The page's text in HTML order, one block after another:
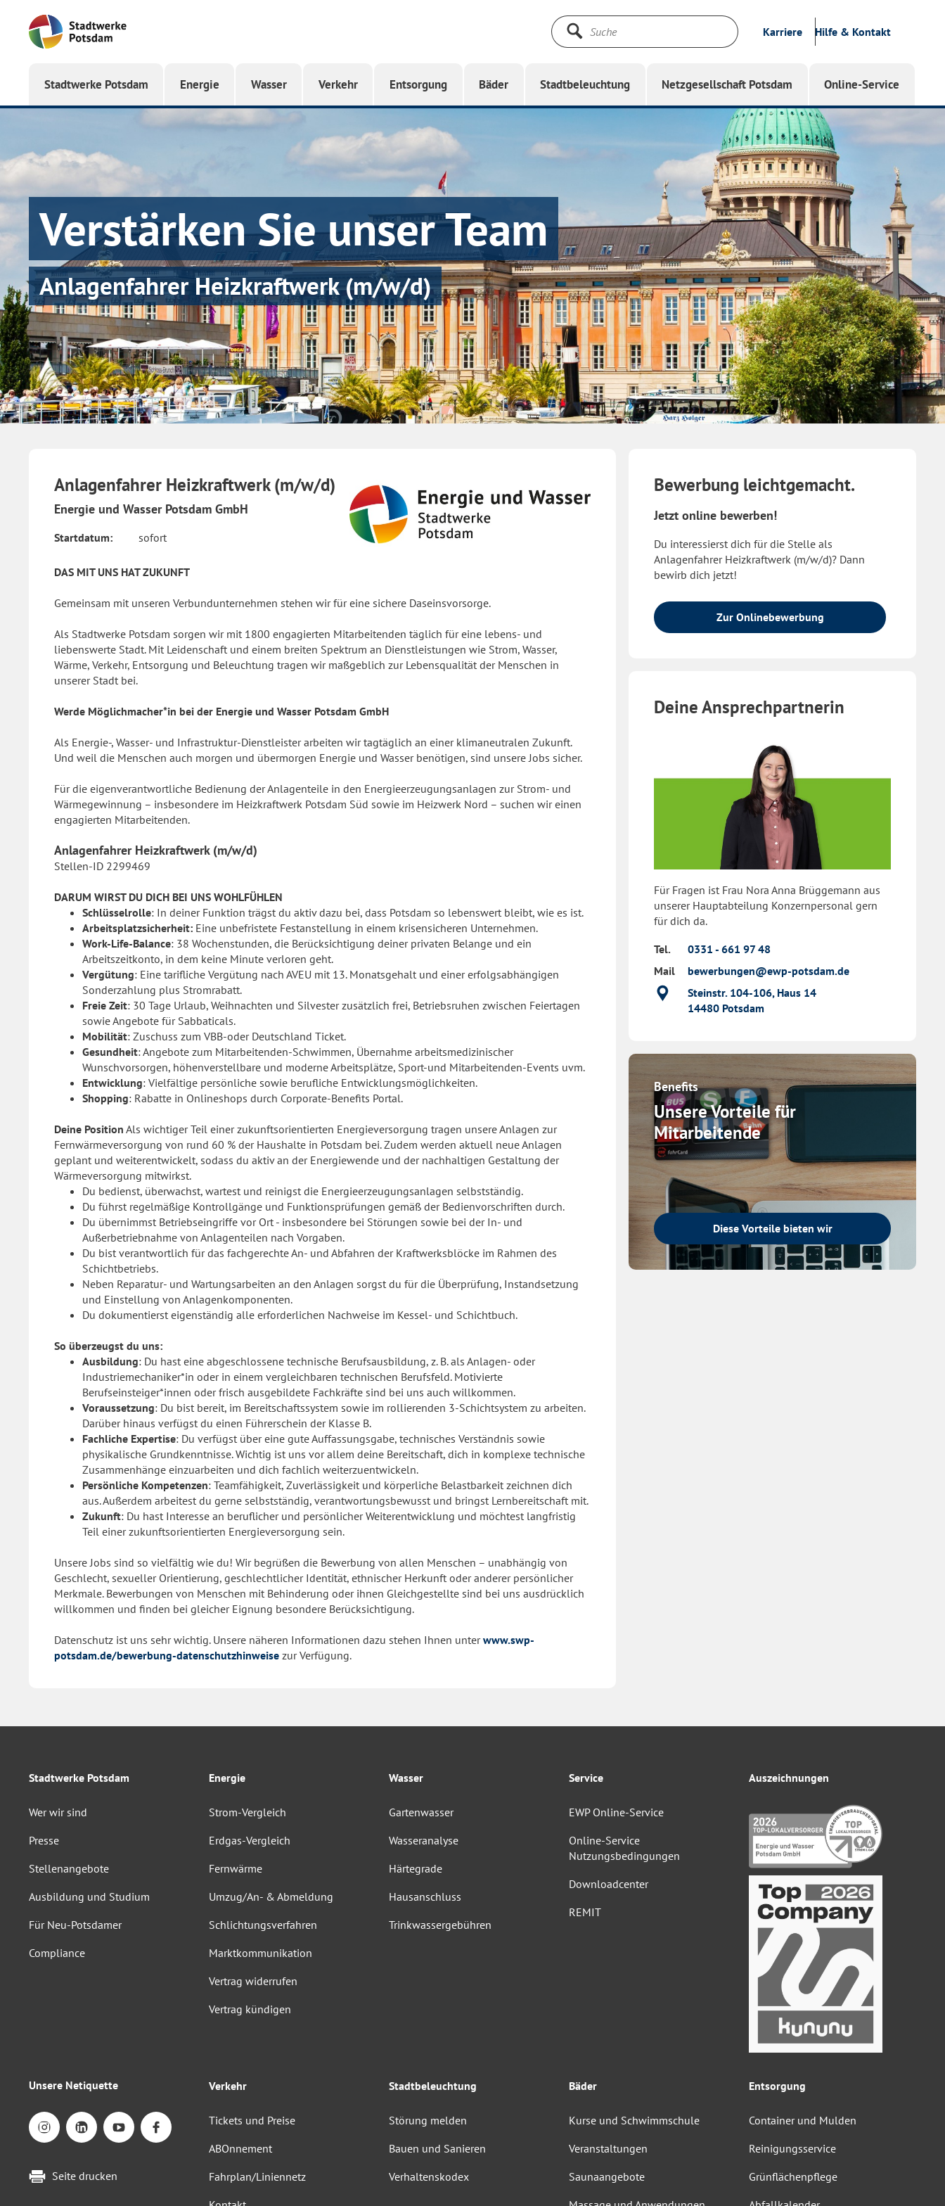
Startseite
Suche
Karriere Hilfe & Kontakt
Stadtwerke Potsdam Energie Wasser Verkehr Entsorgung Bäder Stadtbeleuchtung Netzgesellschaft Potsdam Online-Service
Verstärken Sie unser Team
Anlagenfahrer Heizkraftwerk (m/w/d)
Anlagenfahrer Heizkraftwerk (m/w/d)
Energie und Wasser Potsdam GmbH
Startdatum: sofort
DAS MIT UNS HAT ZUKUNFT
Gemeinsam mit unseren Verbundunternehmen stehen wir für eine sichere Daseinsvorsorge.
Als Stadtwerke Potsdam sorgen wir mit 1800 engagierten Mitarbeitenden täglich für eine lebens- und
liebenswerte Stadt. Mit Leidenschaft und einem breiten Spektrum an Dienstleistungen wie Strom, Wasser,
Wärme, Verkehr, Entsorgung und Beleuchtung tragen wir maßgeblich zur Lebensqualität der Menschen in
unserer Stadt bei.
Werde Möglichmacher*in bei der Energie und Wasser Potsdam GmbH
Als Energie-, Wasser- und Infrastruktur-Dienstleister arbeiten wir tagtäglich an einer klimaneutralen Zukunft.
Und weil die Menschen auch morgen und übermorgen Energie und Wasser benötigen, sind unsere Jobs sicher.
Für die eigenverantwortliche Bedienung der Anlagenteile in den Energieerzeugungsanlagen zur Strom- und
Wärmegewinnung – insbesondere im Heizkraftwerk Potsdam Süd sowie im Heizwerk Nord – suchen wir einen
engagierten Mitarbeitenden.
Anlagenfahrer Heizkraftwerk (m/w/d)
Stellen-ID 2299469
DARUM WIRST DU DICH BEI UNS WOHLFÜHLEN
Schlüsselrolle: In deiner Funktion trägst du aktiv dazu bei, dass Potsdam so lebenswert bleibt, wie es ist.
Arbeitsplatzsicherheit: Eine unbefristete Festanstellung in einem krisensicheren Unternehmen.
Work-Life-Balance: 38 Wochenstunden, die Berücksichtigung deiner privaten Belange und ein
Arbeitszeitkonto, in dem keine Minute verloren geht.
Vergütung: Eine tarifliche Vergütung nach AVEU mit 13. Monatsgehalt und einer erfolgsabhängigen
Sonderzahlung plus Stromrabatt.
Freie Zeit: 30 Tage Urlaub, Weihnachten und Silvester zusätzlich frei, Betriebsruhen zwischen Feiertagen
sowie Angebote für Sabbaticals.
Mobilität: Zuschuss zum VBB-oder Deutschland Ticket.
Gesundheit: Angebote zum Mitarbeitenden-Schwimmen, Übernahme arbeitsmedizinischer
Wunschvorsorgen, höhenverstellbare und moderne Arbeitsplätze, Sport-und Mitarbeitenden-Events uvm.
Entwicklung: Vielfältige persönliche sowie berufliche Entwicklungsmöglichkeiten.
Shopping: Rabatte in Onlineshops durch Corporate-Benefits Portal.
Deine Position Als wichtiger Teil einer zukunftsorientierten Energieversorgung tragen unsere Anlagen zur
Fernwärmeversorgung von rund 60 % der Haushalte in Potsdam bei. Zudem werden aktuell neue Anlagen
geplant und weiterentwickelt, sodass du aktiv an der Energiewende und der nachhaltigen Gestaltung der
Wärmeversorgung mitwirkst.
Du bedienst, überwachst, wartest und reinigst die Energieerzeugungsanlagen selbstständig.
Du führst regelmäßige Kontrollgänge und Funktionsprüfungen gemäß der Bedienvorschriften durch.
Du übernimmst Betriebseingriffe vor Ort - insbesondere bei Störungen sowie bei der In- und
Außerbetriebnahme von Anlagenteilen nach Vorgaben.
Du bist verantwortlich für das fachgerechte An- und Abfahren der Kraftwerksblöcke im Rahmen des
Schichtbetriebs.
Neben Reparatur- und Wartungsarbeiten an den Anlagen sorgst du für die Überprüfung, Instandsetzung
und Einstellung von Anlagenkomponenten.
Du dokumentierst eigenständig alle erforderlichen Nachweise im Kessel- und Schichtbuch.
So überzeugst du uns:
Ausbildung: Du hast eine abgeschlossene technische Berufsausbildung, z. B. als Anlagen- oder
Industriemechaniker*in oder in einem vergleichbaren technischen Berufsfeld. Motivierte
Berufseinsteiger*innen oder frisch ausgebildete Fachkräfte sind bei uns auch willkommen.
Voraussetzung: Du bist bereit, im Bereitschaftssystem sowie im rollierenden 3-Schichtsystem zu arbeiten.
Darüber hinaus verfügst du einen Führerschein der Klasse B.
Fachliche Expertise: Du verfügst über eine gute Auffassungsgabe, technisches Verständnis sowie
physikalische Grundkenntnisse. Wichtig ist uns vor allem deine Bereitschaft, dich in komplexe technische
Zusammenhänge einzuarbeiten und dich fachlich weiterzuentwickeln.
Persönliche Kompetenzen: Teamfähigkeit, Zuverlässigkeit und körperliche Belastbarkeit zeichnen dich
aus. Außerdem arbeitest du gerne selbstständig, verantwortungsbewusst und bringst Lernbereitschaft mit.
Zukunft: Du hast Interesse an beruflicher und persönlicher Weiterentwicklung und möchtest langfristig
Teil einer zukunftsorientierten Energieversorgung sein.
Unsere Jobs sind so vielfältig wie du! Wir begrüßen die Bewerbung von allen Menschen – unabhängig von
Geschlecht, sexueller Orientierung, geschlechtlicher Identität, ethnischer Herkunft oder anderer persönlicher
Merkmale. Bewerbungen von Menschen mit Behinderung oder ihnen Gleichgestellte sind bei uns ausdrücklich
willkommen und finden bei gleicher Eignung besondere Berücksichtigung.
Datenschutz ist uns sehr wichtig. Unsere näheren Informationen dazu stehen Ihnen unterwww.swp-
potsdam.de/bewerbung-datenschutzhinweise zur Verfügung.
Bewerbung leichtgemacht.
Jetzt online bewerben!
Du interessierst dich für die Stelle als
Anlagenfahrer Heizkraftwerk (m/w/d)? Dann
bewirb dich jetzt!
Zur Onlinebewerbung
Deine Ansprechpartnerin
Für Fragen ist Frau Nora Anna Brüggemann aus
unserer Hauptabteilung Konzernpersonal gern
für dich da.
Tel.
0331 - 661 97 48
Mail
bewerbungen@ewp-potsdam.de
StandortSteinstr. 104-106, Haus 14
14480 Potsdam
Benefits
Unsere Vorteile für
Mitarbeitende
Diese Vorteile bieten wir
Stadtwerke Potsdam
Wer wir sind
Presse
Stellenangebote
Ausbildung und Studium
Für Neu-Potsdamer
Compliance
Energie
Strom-Vergleich
Erdgas-Vergleich
Fernwärme
Umzug/An- & Abmeldung
Schlichtungsverfahren
Marktkommunikation
Vertrag widerrufen
Vertrag kündigen
Wasser
Gartenwasser
Wasseranalyse
Härtegrade
Hausanschluss
Trinkwassergebühren
Verkehr
Tickets und Preise
ABOnnement
Fahrplan/Liniennetz
Bäder
Kurse und Schwimmschule
Veranstaltungen
Saunaangebote
Entsorgung
Container und Mulden
Reinigungsservice
Grünflächenpflege
Stadtbeleuchtung
Störung melden
Bauen und Sanieren
Verhaltenskodex
Service
EWP Online-Service
Online-Service
Nutzungsbedingungen
Downloadcenter
REMIT
Auszeichnungen
Unsere Netiquette
Seite drucken